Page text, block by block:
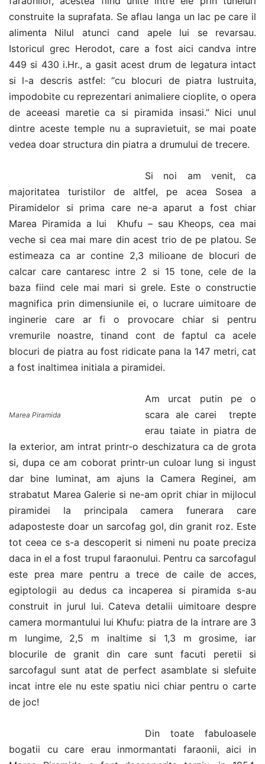
construite la suprafata. Se aflau langa un lac pe care il
alimenta Nilul atunci cand apele lui se revarsau.
Istoricul grec Herodot, care a fost aici candva intre
449 si 430 i.Hr., a gasit acest drum de legatura intact
si l-a descris astfel: “cu blocuri de piatra lustruita,
impodobite cu reprezentari animaliere cioplite, o opera
de aceeasi maretie ca si piramida insasi.” Nici unul
dintre aceste temple nu a supravietuit, se mai poate
vedea doar structura din piatra a drumului de trecere.
Si noi am venit, ca
majoritatea turistilor de altfel, pe acea Sosea a
Piramidelor si prima care ne-a aparut a fost chiar
Marea Piramida a lui Khufu – sau Kheops, cea mai
veche si cea mai mare din acest trio de pe platou. Se
estimeaza ca ar contine 2,3 milioane de blocuri de
calcar care cantaresc intre 2 si 15 tone, cele de la
baza fiind cele mai mari si grele. Este o constructie
magnifica prin dimensiunile ei, o lucrare uimitoare de
inginerie care ar fi o provocare chiar si pentru
vremurile noastre, tinand cont de faptul ca acele
blocuri de piatra au fost ridicate pana la 147 metri, cat
a fost inaltimea initiala a piramidei.
Marea Piramida
Am urcat putin pe o
scara ale carei trepte
erau taiate in piatra de
la exterior, am intrat printr-o deschizatura ca de grota
si, dupa ce am coborat printr-un culoar lung si ingust
dar bine luminat, am ajuns la Camera Reginei, am
strabatut Marea Galerie si ne-am oprit chiar in mijlocul
piramidei la principala camera funerara care
adaposteste doar un sarcofag gol, din granit roz. Este
tot ceea ce s-a descoperit si nimeni nu poate preciza
daca in el a fost trupul faraonului. Pentru ca sarcofagul
este prea mare pentru a trece de caile de acces,
egiptologii au dedus ca incaperea si piramida s-au
construit in jurul lui. Cateva detalii uimitoare despre
camera mormantului lui Khufu: piatra de la intrare are 3
m lungime, 2,5 m inaltime si 1,3 m grosime, iar
blocurile de granit din care sunt facuti peretii si
sarcofagul sunt atat de perfect asamblate si slefuite
incat intre ele nu este spatiu nici chiar pentru o carte
de joc!
Din toate fabuloasele
bogatii cu care erau inmormantati faraonii, aici in